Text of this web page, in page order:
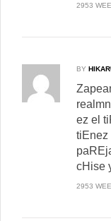
2953
BY
ez el
tiEnez
cHise
2953